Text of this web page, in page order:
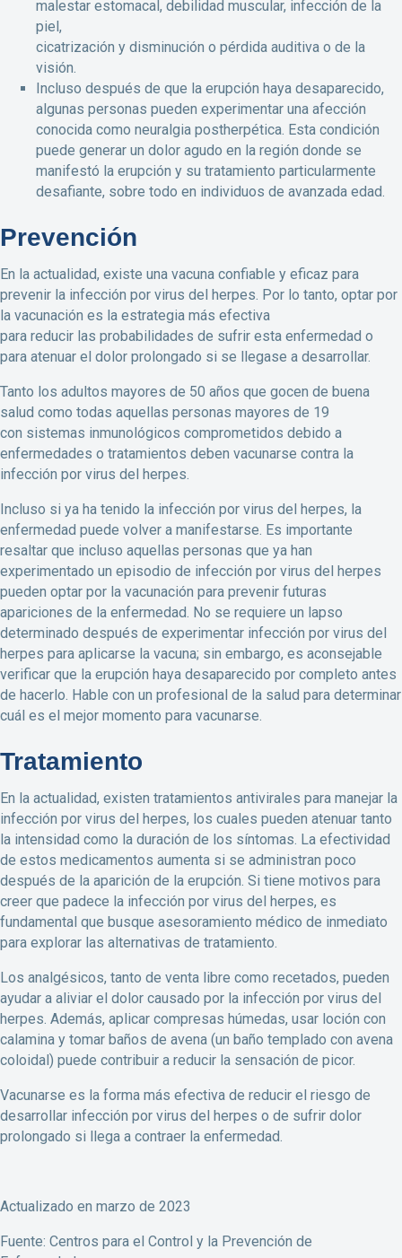
malestar estomacal, debilidad muscular, infección de la
piel,
cicatrización y disminución o pérdida auditiva o de la
visión.
Incluso después de que la erupción haya desaparecido,
algunas personas pueden experimentar una afección
conocida como neuralgia postherpética. Esta condición
puede generar un dolor agudo en la región donde se
manifestó la erupción y su tratamiento particularmente
desafiante, sobre todo en individuos de avanzada edad.
Prevención
En la actualidad, existe una vacuna confiable y eficaz para
prevenir la infección por virus del herpes. Por lo tanto, optar por
la vacunación es la estrategia más efectiva
para reducir las probabilidades de sufrir esta enfermedad o
para atenuar el dolor prolongado si se llegase a desarrollar.
Tanto los adultos mayores de 50 años que gocen de buena
salud como todas aquellas personas mayores de 19
con sistemas inmunológicos comprometidos debido a
enfermedades o tratamientos deben vacunarse contra la
infección por virus del herpes.
Incluso si ya ha tenido la infección por virus del herpes, la
enfermedad puede volver a manifestarse. Es importante
resaltar que incluso aquellas personas que ya han
experimentado un episodio de infección por virus del herpes
pueden optar por la vacunación para prevenir futuras
apariciones de la enfermedad. No se requiere un lapso
determinado después de experimentar infección por virus del
herpes para aplicarse la vacuna; sin embargo, es aconsejable
verificar que la erupción haya desaparecido por completo antes
de hacerlo. Hable con un profesional de la salud para determinar
cuál es el mejor momento para vacunarse.
Tratamiento
En la actualidad, existen tratamientos antivirales para manejar la
infección por virus del herpes, los cuales pueden atenuar tanto
la intensidad como la duración de los síntomas. La efectividad
de estos medicamentos aumenta si se administran poco
después de la aparición de la erupción. Si tiene motivos para
creer que padece la infección por virus del herpes, es
fundamental que busque asesoramiento médico de inmediato
para explorar las alternativas de tratamiento.
Los analgésicos, tanto de venta libre como recetados, pueden
ayudar a aliviar el dolor causado por la infección por virus del
herpes. Además, aplicar compresas húmedas, usar loción con
calamina y tomar baños de avena (un baño templado con avena
coloidal) puede contribuir a reducir la sensación de picor.
Vacunarse es la forma más efectiva de reducir el riesgo de
desarrollar infección por virus del herpes o de sufrir dolor
prolongado si llega a contraer la enfermedad.
Actualizado en marzo de 2023
Fuente: Centros para el Control y la Prevención de